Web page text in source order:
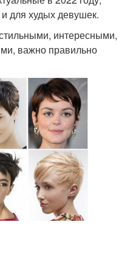
для худых девушек.
интересными,
важно правильно